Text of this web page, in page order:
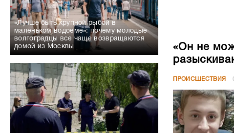
«Лучше быть крупной рыбой в
маленьком водоеме»: почему молодые
волгоградцы все чаще возвращаются
домой из Москвы
«Он не
ПРОИСШЕСТВИЯ